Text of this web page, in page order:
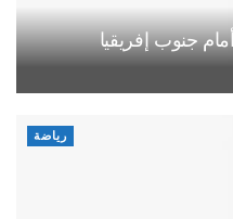
جنوب إفريقيا
رياضة